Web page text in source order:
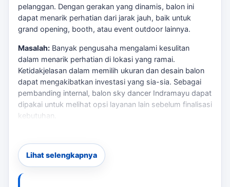
pelanggan. Dengan gerakan yang dinamis, balon ini
dapat menarik perhatian dari jarak jauh, baik untuk
grand opening, booth, atau event outdoor lainnya.
Masalah: Banyak pengusaha mengalami kesulitan
dalam menarik perhatian di lokasi yang ramai.
Ketidakjelasan dalam memilih ukuran dan desain balon
dapat mengakibatkan investasi yang sia-sia. Sebagai
pembanding internal, balon sky dancer Indramayu dapat
dipakai untuk melihat opsi layanan lain sebelum finalisasi
kebutuhan.
kebutuhan dapat mengurangi visibilitas dan dampak
promosi Anda. Sebagai pembanding internal,
pembuatan balon joget Indramayu
melihat opsi layanan lain sebelum finalisasi kebutuhan.
Lihat selengkapnya